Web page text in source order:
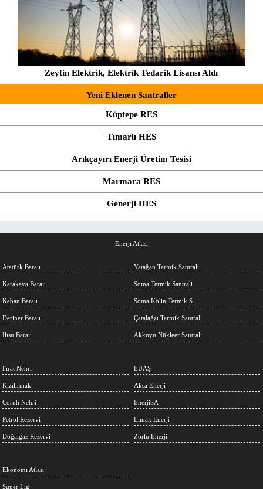
Zeytin Elektrik, Elektrik Tedarik Lisansı Aldı
Yeni Eklenen Santraller
Küptepe RES
Tımarlı HES
Arıkçayırı Enerji Üretim Tesisi
Marmara RES
Generji HES
Enerji Atlası
Atatürk Barajı
Karakaya Barajı
Keban Barajı
Deriner Barajı
Ilısu Barajı
Yatağan Termik Santrali
Soma Termik Santrali
Soma Kolin Termik S.
Çatalağzı Termik Santrali
Akkuyu Nükleer Santrali
Fırat Nehri
Kızılırmak
Çoruh Nehri
Petrol Rezervi
Doğalgaz Rezervi
EÜAŞ
Aksa Enerji
EnerjiSA
Limak Enerji
Zorlu Enerji
Ekonomi Atlası
Süper Lig